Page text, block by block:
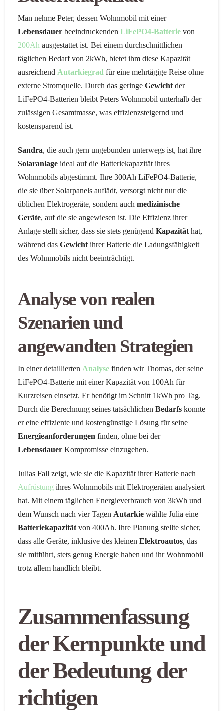
Man nehme Peter, dessen Wohnmobil mit einer
Lebensdauer beeindruckendenLiFePO4-Batterie von
200Ah ausgestattet ist. Bei einem durchschnittlichen
täglichen Bedarf von 2kWh, bietet ihm diese Kapazität
ausreichend Autarkiegrad für eine mehrtägige Reise ohne
externe Stromquelle. Durch das geringeGewicht der
LiFePO4-Batterien bleibt Peters Wohnmobil unterhalb der
zulässigen Gesamtmasse, was effizienzsteigernd und
kostensparend ist.
Sandra, die auch gern ungebunden unterwegs ist, hat ihre
Solaranlage ideal auf die Batteriekapazität ihres
Wohnmobils abgestimmt. Ihre 300Ah LiFePO4-Batterie,
die sie über Solarpanels auflädt, versorgt nicht nur die
üblichen Elektrogeräte, sondern auchmedizinische
Geräte, auf die sie angewiesen ist. Die Effizienz ihrer
Anlage stellt sicher, dass sie stets genügendKapazität hat,
während dasGewicht ihrer Batterie die Ladungsfähigkeit
des Wohnmobils nicht beeinträchtigt.
Analyse von realen
Szenarien und
angewandten Strategien
In einer detaillierten Analyse finden wir Thomas, der seine
LiFePO4-Batterie mit einer Kapazität von 100Ah für
Kurzreisen einsetzt. Er benötigt im Schnitt 1kWh pro Tag.
Durch die Berechnung seines tatsächlichenBedarfs konnte
er eine effiziente und kostengünstige Lösung für seine
Energieanforderungen finden, ohne bei der
Lebensdauer Kompromisse einzugehen.
Julias Fall zeigt, wie sie die Kapazität ihrer Batterie nach
Aufrüstung ihres Wohnmobils mit Elektrogeräten analysiert
hat. Mit einem täglichen Energieverbrauch von 3kWh und
dem Wunsch nach vier Tagen Autarkie wählte Julia eine
Batteriekapazität von 400Ah. Ihre Planung stellte sicher,
dass alle Geräte, inklusive des kleinenElektroautos, das
sie mitführt, stets genug Energie haben und ihr Wohnmobil
trotz allem handlich bleibt.
Zusammenfassung
der Kernpunkte und
der Bedeutung der
richtigen